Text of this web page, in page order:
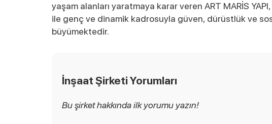
yaşam alanları yaratmaya karar veren ART MARİS
ile genç ve dinamik kadrosuyla güven, dürüstlük ve
büyümektedir.
İnşaat Şirketi Yorumları
Bu şirket hakkında ilk yorumu yazın!